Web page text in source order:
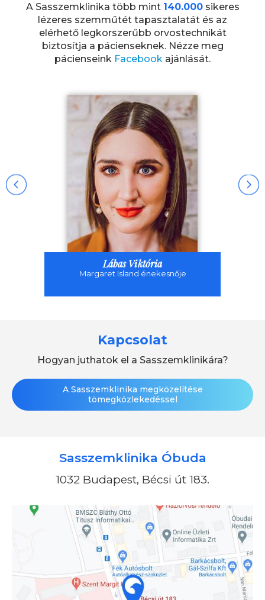
A Sasszemklinika több mint 140.000sikeres
lézeres szemműtét tapasztalatát és az
elérhető legkorszerűbb orvostechnikát
biztosítja a pácienseknek. Nézze meg
pácienseink Facebook ajánlását.
Lábas Viktória
Margaret Island énekesnője
Kapcsolat
Hogyan juthatok el a Sasszemklinikára?
A Sasszemklinika megközelítése
tömegközlekedéssel
Sasszemklinika Óbuda
1032 Budapest, Bécsi út 183.